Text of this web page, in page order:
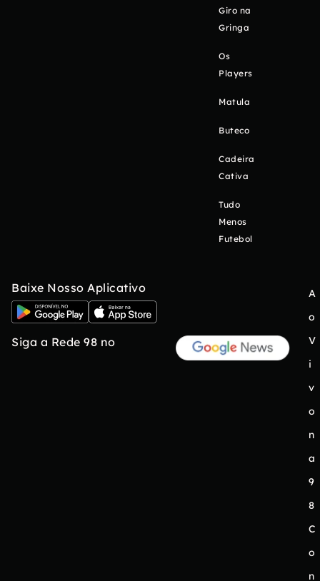
Giro na
Gringa
Os
Players
Matula
Buteco
Cadeira
Cativa
Tudo
Menos
Futebol
Baixe Nosso Aplicativo
Siga a Rede 98 no
A
o
V
i
v
o
n
a
9
8
C
o
n